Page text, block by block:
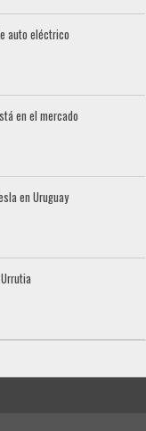
auto eléctrico
en el mercado
en Uruguay